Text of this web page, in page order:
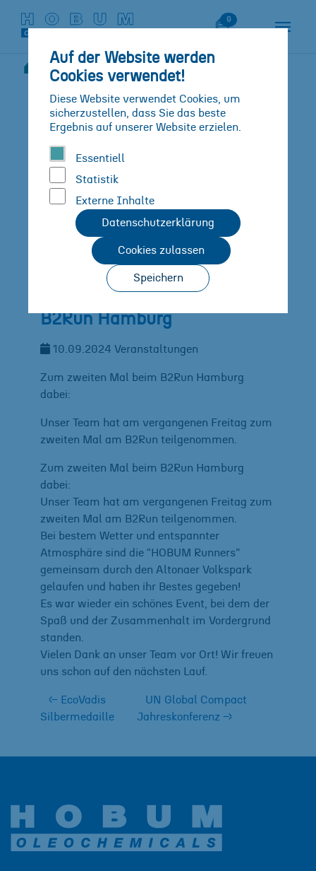
Auf der Website werden
Cookies verwendet!
Diese Website verwendet Cookies, um
sicherzustellen, dass Sie das beste
Ergebnis auf unserer Website erzielen.
Essentiell
Statistik
Externe Inhalte
Speichern
Cookies zulassen
Datenschutzerklärung
0
Sie sind hier:
Neuigkeiten Detail
B2Run Hamburg
10.09.2024 Veranstaltungen
Zum zweiten Mal beim B2Run Hamburg
dabei:
Unser Team hat am vergangenen Freitag zum
zweiten Mal am B2Run teilgenommen.
Zum zweiten Mal beim B2Run Hamburg
dabei:
Unser Team hat am vergangenen Freitag zum
zweiten Mal am B2Run teilgenommen.
Bei bestem Wetter und entspannter
Atmosphäre sind die “HOBUM Runners”
gemeinsam durch den Altonaer Volkspark
gelaufen und haben ihr Bestes gegeben!
Es war wieder ein schönes Event, bei dem der
Spaß und der Zusammenhalt im Vordergrund
standen.
Vielen Dank an unser Team vor Ort! Wir freuen
uns schon auf den nächsten Lauf.
← EcoVadis
Silbermedaille
UN Global Compact
Jahreskonferenz →